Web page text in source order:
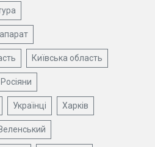
Київська область
Росіяни
Українці Харків